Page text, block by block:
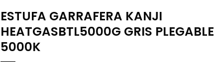
ESTUFA GARRAFERA KANJI
HEATGASBTL5000G GRIS PLEGABLE
5000K